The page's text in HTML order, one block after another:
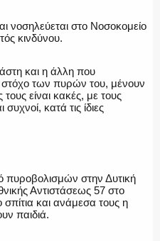
νοσηλεύεται στο Νοσοκομείο
κινδύνου.
και η άλλη που
στόχο των πυρών του, μένουν
τους είναι κακές, με τους
κατά τις ίδιες
πυροβολισμών στην Δυτική
Αντιστάσεως 57 στο
και ανάμεσα τους η
παιδιά.